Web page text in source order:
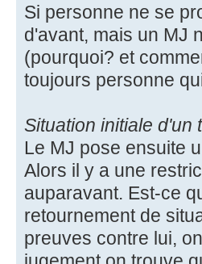
Si personne ne se
d'avant, mais un MJ
(pourquoi? et
toujours personne
Situation initiale d'un
Le MJ pose ensuite
Alors il y a une
auparavant. Est-ce
retournement de
preuves contre lui,